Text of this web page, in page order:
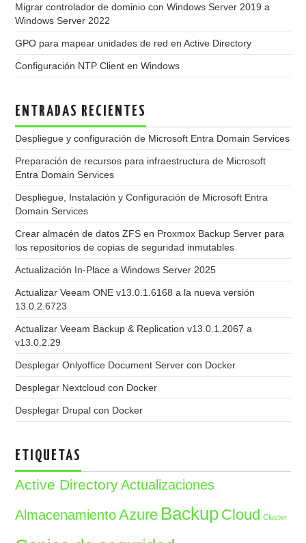
Migrar controlador de dominio con Windows Server 2019 a
Windows Server 2022
GPO para mapear unidades de red en Active Directory
Configuración NTP Client en Windows
ENTRADAS RECIENTES
Despliegue y configuración de Microsoft Entra Domain Services
Preparación de recursos para infraestructura de Microsoft
Entra Domain Services
Despliegue, Instalación y Configuración de Microsoft Entra
Domain Services
Crear almacén de datos ZFS en Proxmox Backup Server para
los repositorios de copias de seguridad inmutables
Actualización In-Place a Windows Server 2025
Actualizar Veeam ONE v13.0.1.6168 a la nueva versión
13.0.2.6723
Actualizar Veeam Backup & Replication v13.0.1.2067 a
v13.0.2.29
Desplegar Onlyoffice Document Server con Docker
Desplegar Nextcloud con Docker
Desplegar Drupal con Docker
ETIQUETAS
Active Directory Actualizaciones
Almacenamiento Azure Backup Cloud Cluster